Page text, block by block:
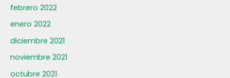
febrero 2022
enero 2022
diciembre 2021
noviembre 2021
octubre 2021